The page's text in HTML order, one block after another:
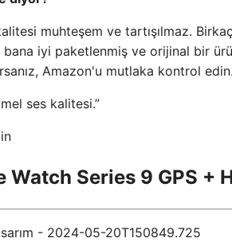
muhteşem ve tartışılmaz.
bana iyi paketlenmiş ve orijinal bir
Amazon'u mutlaka kontrol
ses kalitesi.”
Watch Series 9 GPS +